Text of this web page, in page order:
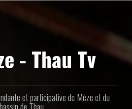
- Thau Tv
et participative de Mèze et du